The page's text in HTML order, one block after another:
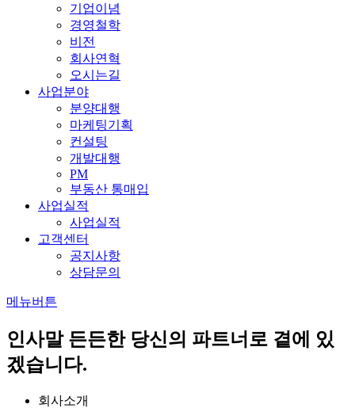
기업이념
경영철학
비전
회사연혁
오시는길
사업분야
분양대행
마케팅기획
컨설팅
개발대행
PM
부동산 통매입
사업실적
사업실적
고객센터
공지사항
상담문의
메뉴버튼
인사말 든든한 당신의 파트너로 곁에 있
겠습니다.
회사소개